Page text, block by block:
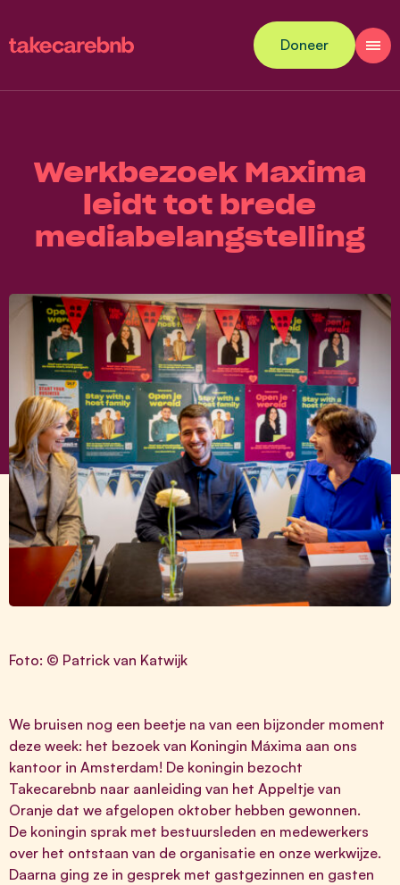
Doneer
Werkbezoek Maxima
leidt tot brede
mediabelangstelling
Foto: © Patrick van Katwijk
We bruisen nog een beetje na van een bijzonder moment
deze week: het bezoek van Koningin Máxima aan ons
kantoor in Amsterdam! De koningin bezocht
Takecarebnb naar aanleiding van het Appeltje van
Oranje dat we afgelopen oktober hebben gewonnen.
De koningin sprak met bestuursleden en medewerkers
over het ontstaan van de organisatie en onze werkwijze.
Daarna ging ze in gesprek met gastgezinnen en gasten